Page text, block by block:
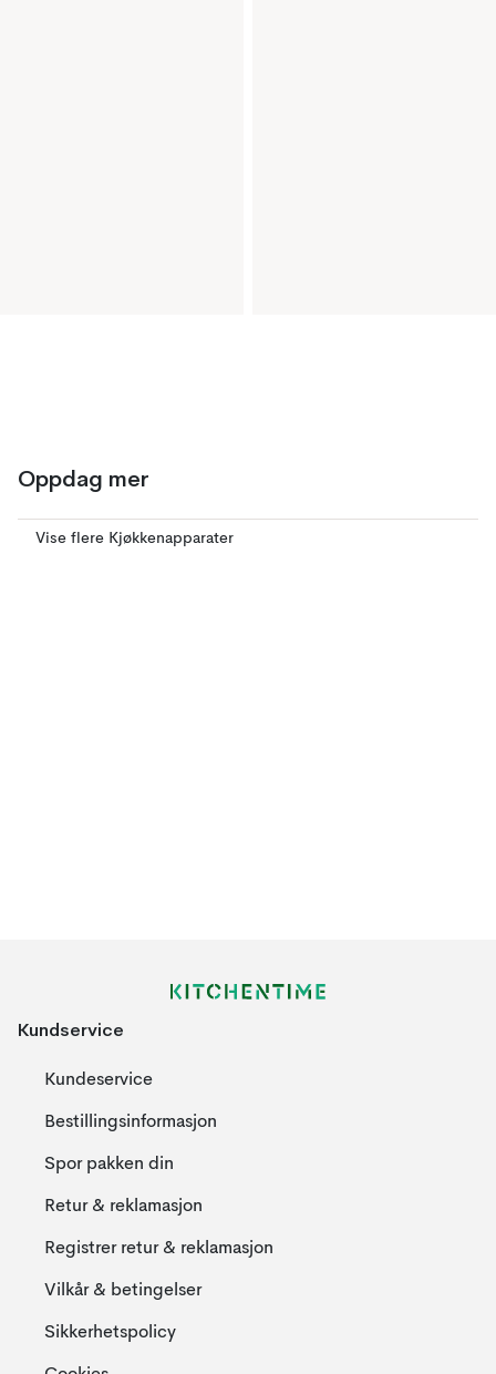
Oppdag mer
Vise flere Kjøkkenapparater
Kundservice
Kundeservice
Bestillingsinformasjon
Spor pakken din
Retur & reklamasjon
Registrer retur & reklamasjon
Vilkår & betingelser
Sikkerhetspolicy